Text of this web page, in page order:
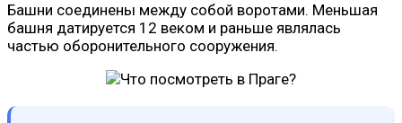
Башни соединены между собой воротами. Меньшая
башня датируется 12 веком и раньше являлась
частью оборонительного сооружения.